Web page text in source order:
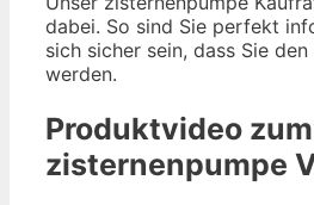
dabei. So sind Sie perfekt
sich sicher sein, dass Sie
werden.
Produktvideo zum
zisternenpumpe